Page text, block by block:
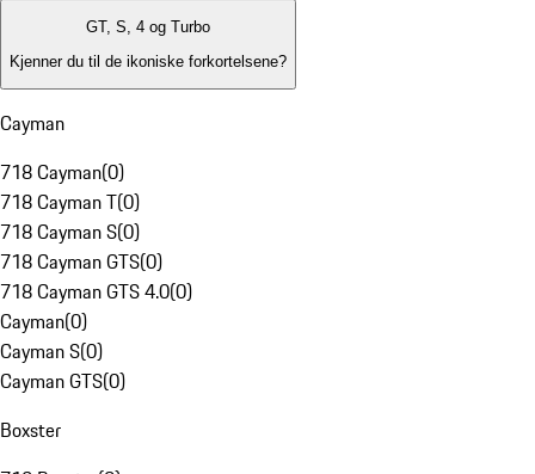
GT, S, 4 og Turbo
Kjenner du til de ikoniske forkortelsene?
Cayman
718 Cayman(0)
718 Cayman T(0)
718 Cayman S(0)
718 Cayman GTS(0)
718 Cayman GTS 4.0(0)
Cayman(0)
Cayman S(0)
Cayman GTS(0)
Boxster